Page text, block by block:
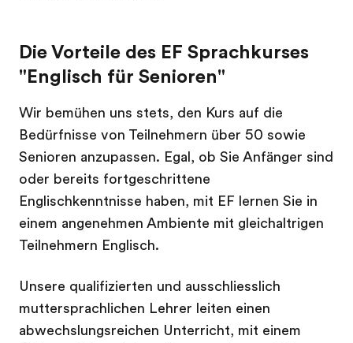
Die Vorteile des EF Sprachkurses
"Englisch für Senioren"
Wir bemühen uns stets, den Kurs auf die
Bedürfnisse von Teilnehmern über 50 sowie
Senioren anzupassen. Egal, ob Sie Anfänger sind
oder bereits fortgeschrittene
Englischkenntnisse haben, mit EF lernen Sie in
einem angenehmen Ambiente mit gleichaltrigen
Teilnehmern Englisch.
Unsere qualifizierten und ausschliesslich
muttersprachlichen Lehrer leiten einen
abwechslungsreichen Unterricht, mit einem